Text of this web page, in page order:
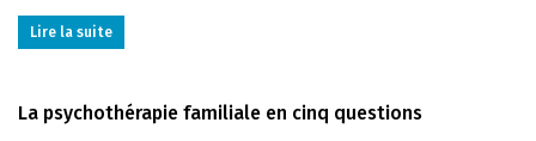
Lire la suite
La psychothérapie familiale en cinq questions